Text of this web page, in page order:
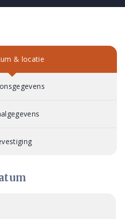
& locatie